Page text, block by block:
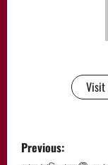
Visit
P
Previous: